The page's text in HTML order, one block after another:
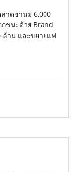
าดชานม 6,000
อกชนะด้วย Brand
ล้าน และขยายแฟ